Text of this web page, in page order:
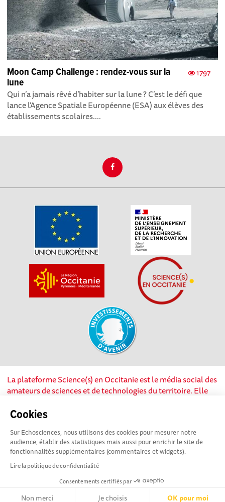
Cookies
Sur Echosciences, nous utilisons des cookies pour mesurer notre
audience, établir des statistiques mais aussi pour enrichir le site de
fonctionnalités supplémentaires (commentaires et widgets).
Lire la politique de confidentialité
Consentements certifiés par
Non merci Je choisis OK pour moi
1797
Moon Camp Challenge : rendez-vous sur la
lune
Qui n’a jamais rêvé d’habiter sur la lune ? C’est le défi que
lance l’Agence Spatiale Européenne (ESA) aux élèves des
établissements scolaires....
La plateforme Science(s) en Occitanie est le média social des
amateurs de sciences et de technologies du territoire. Elle
soutien de nombreux acteurs locaux. Ce projet est cofinancé
l’Union européenne via les fonds européen de
développement régional. Science(s) en Occitanie est une
plateforme Echosciences by Amcsti.
Mentions légales|Politique de confidentialité
Ligne éditoriale